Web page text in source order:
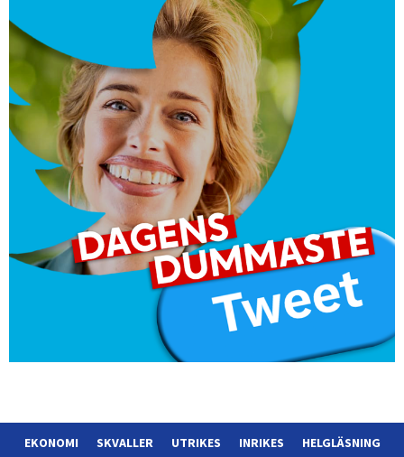
EKONOMI SKVALLER UTRIKES INRIKES
HELGLÄSNING